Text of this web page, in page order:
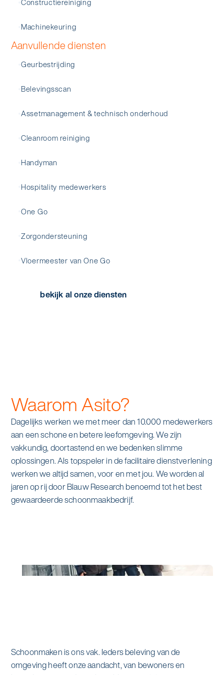
Constructiereiniging
Machinekeuring
Aanvullende diensten
Geurbestrijding
Belevingsscan
Assetmanagement & technisch onderhoud
Cleanroom reiniging
Handyman
Hospitality medewerkers
One Go
Zorgondersteuning
Vloermeester van One Go
bekijk al onze diensten
Waarom Asito?
Dagelijks werken we met meer dan 10.000 medewerkers
aan een schone en betere leefomgeving. We zijn
vakkundig, doortastend en we bedenken slimme
oplossingen. Als topspeler in de facilitaire dienstverlening
werken we altijd samen, voor en met jou. We worden al
jaren op rij door Blauw Research benoemd tot het best
gewaardeerde schoonmaakbedrijf.
Schoonmaken is ons vak. Ieders beleving van de
omgeving heeft onze aandacht, van bewoners en